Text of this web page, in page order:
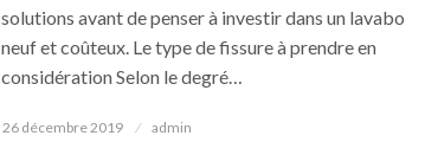
solutions avant de penser à investir dans un lavabo
neuf et coûteux. Le type de fissure à prendre en
considération Selon le degré…
Posted
26 décembre 2019 admin